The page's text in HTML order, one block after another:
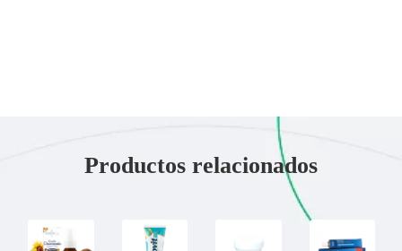
Productos relacionados